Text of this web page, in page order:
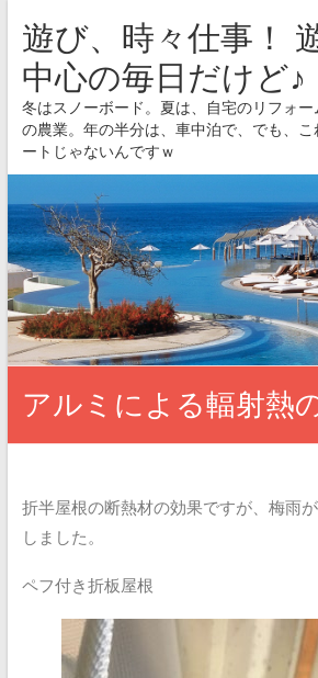
遊び、時々仕事！
中心の毎日だけど♪
冬はスノーボード。夏は、自宅のリフォー
の農業。年の半分は、車中泊で、でも、こ
ートじゃないんですｗ
アルミによる輻射熱
折半屋根の断熱材の効果ですが、梅雨
しました。
ペフ付き折板屋根